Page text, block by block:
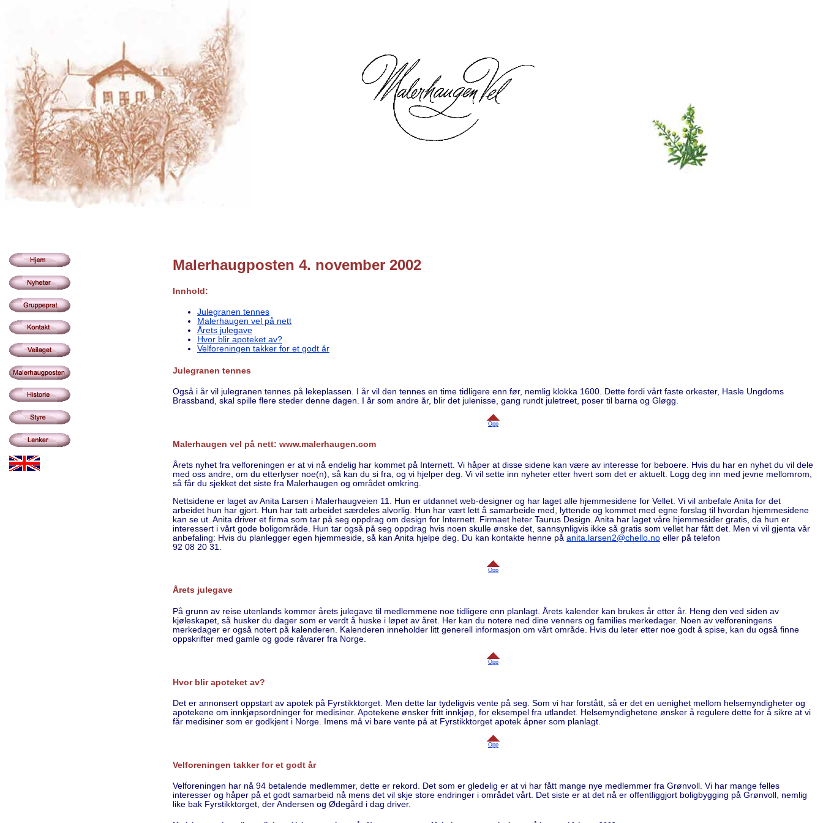
Malerhaugposten 4. november 2002
Innhold:
Julegranen tennes
Malerhaugen vel på nett
Årets julegave
Hvor blir apoteket av?
Velforeningen takker for et godt år
Julegranen tennes
Også i år vil julegranen tennes på lekeplassen. I år vil den tennes en time tidligere enn før, nemlig klokka 1600. Dette fordi vårt faste orkester, Hasle Ungdoms
Brassband, skal spille flere steder denne dagen. I år som andre år, blir det julenisse, gang rundt juletreet, poser til barna og Gløgg.
Opp
Malerhaugen vel på nett: www.malerhaugen.com
Årets nyhet fra velforeningen er at vi nå endelig har kommet på Internett. Vi håper at disse sidene kan være av interesse for beboere. Hvis du har en nyhet du vil dele
med oss andre, om du etterlyser noe(n), så kan du si fra, og vi hjelper deg. Vi vil sette inn nyheter etter hvert som det er aktuelt. Logg deg inn med jevne mellomrom,
så får du sjekket det siste fra Malerhaugen og området omkring.
Nettsidene er laget av Anita Larsen i Malerhaugveien 11. Hun er utdannet web-designer og har laget alle hjemmesidene for Vellet. Vi vil anbefale Anita for det
arbeidet hun har gjort. Hun har tatt arbeidet særdeles alvorlig. Hun har vært lett å samarbeide med, lyttende og kommet med egne forslag til hvordan hjemmesidene
kan se ut. Anita driver et firma som tar på seg oppdrag om design for Internett. Firmaet heter Taurus Design. Anita har laget våre hjemmesider gratis, da hun er
interessert i vårt gode boligområde. Hun tar også på seg oppdrag hvis noen skulle ønske det, sannsynligvis ikke så gratis som vellet har fått det. Men vi vil gjenta vår
anbefaling: Hvis du planlegger egen hjemmeside, så kan Anita hjelpe deg. Du kan kontakte henne på anita.larsen2@chello.no eller på telefon
92 08 20 31.
Opp
Årets julegave
På grunn av reise utenlands kommer årets julegave til medlemmene noe tidligere enn planlagt. Årets kalender kan brukes år etter år. Heng den ved siden av
kjøleskapet, så husker du dager som er verdt å huske i løpet av året. Her kan du notere ned dine venners og families merkedager. Noen av velforeningens
merkedager er også notert på kalenderen. Kalenderen inneholder litt generell informasjon om vårt område. Hvis du leter etter noe godt å spise, kan du også finne
oppskrifter med gamle og gode råvarer fra Norge.
Opp
Hvor blir apoteket av?
Det er annonsert oppstart av apotek på Fyrstikktorget. Men dette lar tydeligvis vente på seg. Som vi har forstått, så er det en uenighet mellom helsemyndigheter og
apotekene om innkjøpsordninger for medisiner. Apotekene ønsker fritt innkjøp, for eksempel fra utlandet. Helsemyndighetene ønsker å regulere dette for å sikre at vi
får medisiner som er godkjent i Norge. Imens må vi bare vente på at Fyrstikktorget apotek åpner som planlagt.
Opp
Velforeningen takker for et godt år
Velforeningen har nå 94 betalende medlemmer, dette er rekord. Det som er gledelig er at vi har fått mange nye medlemmer fra Grønvoll. Vi har mange felles
interesser og håper på et godt samarbeid nå mens det vil skje store endringer i området vårt. Det siste er at det nå er offentliggjort boligbygging på Grønvoll, nemlig
like bak Fyrstikktorget, der Andersen og Ødegård i dag driver.